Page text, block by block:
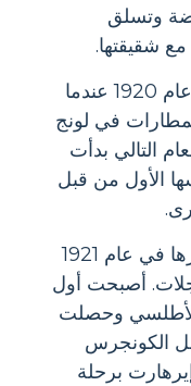
وتسلق
شقيقتها.
بدأ اهتمام إيرهارت بالطيران في عام 1920 عندما
في لونج
التالي بدأت
الأول من قبل
حصلت إيرهارت على رخصة طيارها في عام 1921
أصبحت أول
وحصلت
الكونجرس
، قامت إيرهارت برحلة